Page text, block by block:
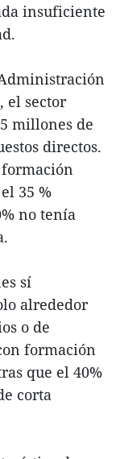
insuficiente
el sector
millones de
directos.
35 %
no tenía
sí
alrededor
o de
formación
que el 40%
corta